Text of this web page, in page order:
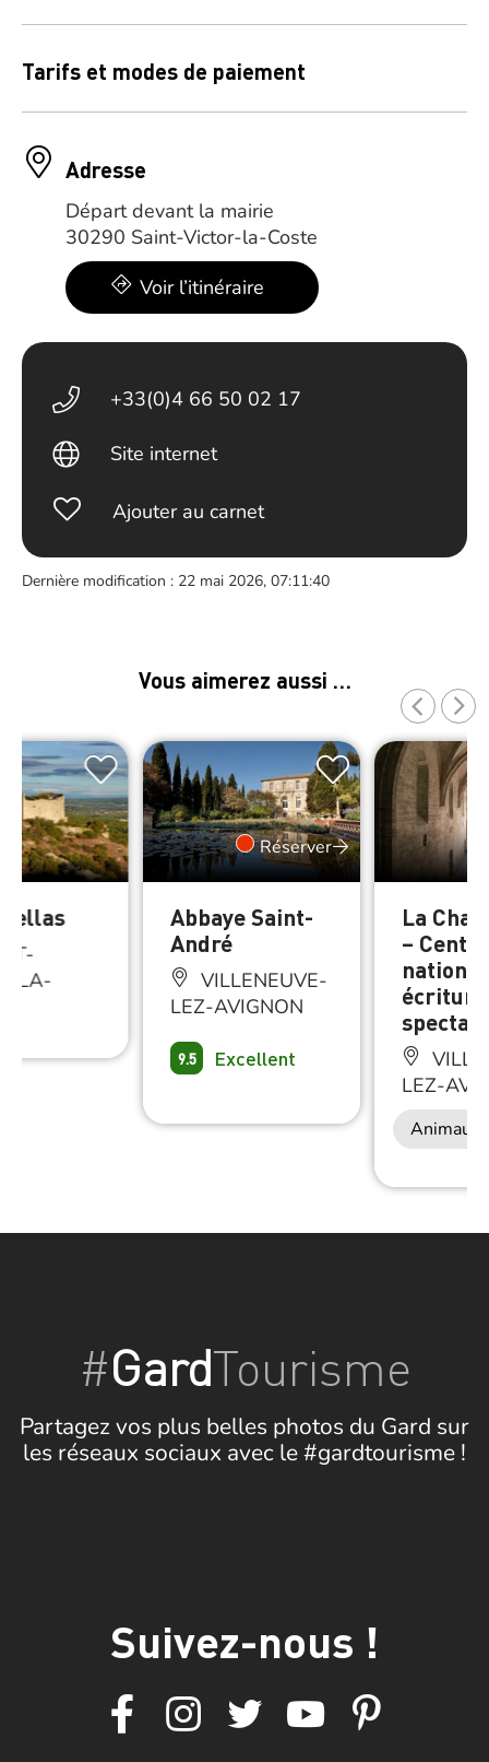
Tarifs et modes de paiement
Adresse
Départ devant la mairie
30290 Saint-Victor-la-Coste
Voir l’itinéraire
+33(0)4 66 50 02 17
Site internet
Ajouter au carnet
Dernière modification : 22 mai 2026, 07:11:40
Vous aimerez aussi …
LA-
Réserver
Abbaye Saint-
André
VILLENEUVE-
LEZ-AVIGNON
9.5 Excellent
La
– Centre
LEZ-
Animaux
#GardTourisme
Partagez vos plus belles photos du Gard sur
les réseaux sociaux avec le #gardtourisme !
Suivez-nous !